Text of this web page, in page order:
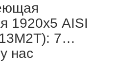
1920х5 AISI
7
нас